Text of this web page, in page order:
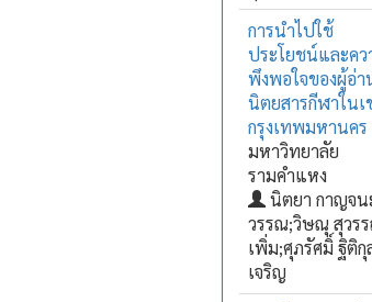
การนำไปใช้
ประโยชน์และคว
พึงพอใจของผู้อ่า
นิตยสารกีฬาในเ
กรุงเทพมหานคร
มหาวิทยาลัย
รามคำแหง
นิตยา กาญจน
วรรณ;วิษณุ สุวร
เพิ่ม;ศุภรัศมิ์ ฐิติกุ
เจริญ